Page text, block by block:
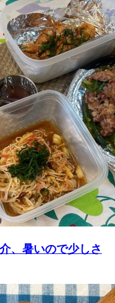
、暑いので少しさ